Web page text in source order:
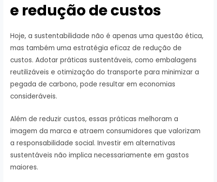
e redução de custos
Hoje, a sustentabilidade não é apenas uma questão ética,
mas também uma estratégia eficaz de redução de
custos. Adotar práticas sustentáveis, como embalagens
reutilizáveis e otimização do transporte para minimizar a
pegada de carbono, pode resultar em economias
consideráveis.
Além de reduzir custos, essas práticas melhoram a
imagem da marca e atraem consumidores que valorizam
a responsabilidade social. Investir em alternativas
sustentáveis não implica necessariamente em gastos
maiores.